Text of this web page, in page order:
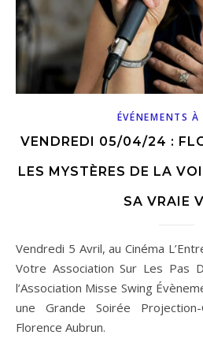
ÉVÉNEMENTS À
VENDREDI 05/04/24 :
LES MYSTÈRES DE LA
SA VRAIE
Vendredi 5 Avril, au Cinéma L’Entrepôt du Haillan, à 20h30,
Votre Association Sur Les Pas
l’Association Misse Swing
une Grande Soirée
Florence Aubrun.